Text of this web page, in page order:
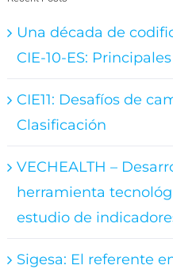
Una década de
CIE-10-ES:
CIE11: Desafíos de
Clasificación
VECHEALTH –
herramienta
estudio de
Sigesa: El referente